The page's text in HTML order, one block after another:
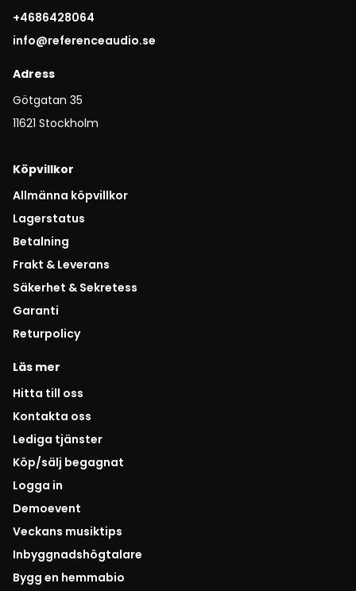
+4686428064
info@referenceaudio.se
Adress
Götgatan 35
11621 Stockholm
Köpvillkor
Allmänna köpvillkor
Lagerstatus
Betalning
Frakt & Leverans
Säkerhet & Sekretess
Garanti
Returpolicy
Läs mer
Hitta till oss
Kontakta oss
Lediga tjänster
Köp/sälj begagnat
Logga in
Demoevent
Veckans musiktips
Inbyggnadshögtalare
Bygg en hemmabio